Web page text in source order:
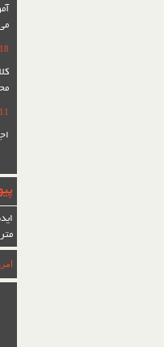
امروز